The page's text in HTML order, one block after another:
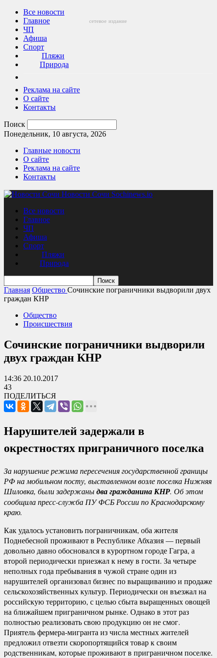
Все новости
Главное
ЧП
Афиша
Спорт
Пляжи
Природа
Реклама на сайте
О сайте
Контакты
Поиск
Понедельник, 10 августа, 2026
Главные новости
О сайте
Реклама на сайте
Контакты
Новости Сочи Sochinews.io
сетевое издание
Все новости
Главное
ЧП
Афиша
Спорт
Пляжи
Природа
Главная Общество Сочинские пограничники выдворили двух
граждан КНР
Общество
Происшествия
Сочинские пограничники выдворили
двух граждан КНР
14:36 20.10.2017
43
ПОДЕЛИТЬСЯ
Нарушителей задержали в
окрестностях приграничного поселка
За нарушение режима пересечения государственной границы
РФ на мобильном посту, выставленном возле поселка Нижняя
Шиловка, были задержаныдва гражданина КНР. Об этом
сообщила пресс-служба ПУ ФСБ России по Краснодарскому
краю.
Как удалось установить пограничникам, оба жителя
Поднебесной проживают в Республике Абхазия — первый
довольно давно обосновался в курортном городе Гагра, а
второй периодически приезжал к нему в гости. За четыре
неполных года пребывания в чужой стране один из
нарушителей организовал бизнес по выращиванию и продаже
сельскохозяйственных культур. Периодически он въезжал на
российскую территорию, с целью сбыта выращенных овощей
на ближайшем приграничном рынке. Однако в этот раз
полностью реализовать свою продукцию он не смог.
Приятель фермера-мигранта из числа местных жителей
предложил отвезти скоропортящийся товар к своим
родственникам, которые проживают в приграничном поселке.